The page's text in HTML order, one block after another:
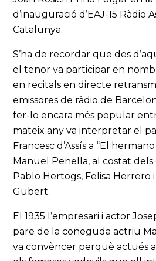
d’inauguració d’EAJ-15 Ràdio
Catalunya.
S’ha de recordar que des
el tenor va participar en
en recitals en directe
emissores de ràdio de
fer-lo encara més popular
mateix any va interpretar el
Francesc d’Assís a “El
Manuel Penella, al costat
Pablo Hertogs, Felisa Herrero
Gubert.
El 1935 l’empresari i actor
pare de la coneguda actriu
va convèncer perquè actués